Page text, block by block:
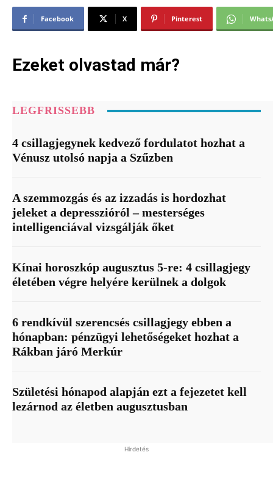
Facebook X Pinterest
Ezeket olvastad már?
LEGFRISSEBB
4 csillagjegynek kedvező fordulatot hozhat a
Vénusz utolsó napja a Szűzben
A szemmozgás és az izzadás is hordozhat
jeleket a depresszióról – mesterséges
intelligenciával vizsgálják őket
Kínai horoszkóp augusztus 5-re: 4 csillagjegy
életében végre helyére kerülnek a dolgok
6 rendkívül szerencsés csillagjegy ebben a
hónapban: pénzügyi lehetőségeket hozhat a
Rákban járó Merkúr
Születési hónapod alapján ezt a fejezetet kell
lezárnod az életben augusztusban
Hirdetés